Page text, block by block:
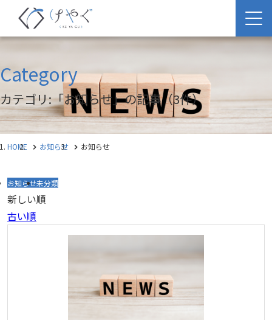
Category
カテゴリ:「お知らせ」の記事（3件）
HOME お知らせ お知らせ
お知らせ未分類
新しい順
古い順